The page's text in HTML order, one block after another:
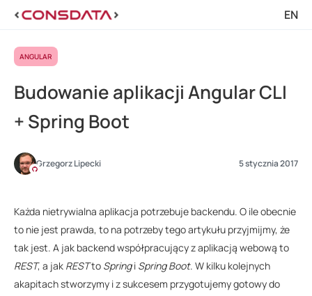
EN
ANGULAR
Budowanie aplikacji Angular CLI
+ Spring Boot
Grzegorz Lipecki 5 stycznia 2017
Każda nietrywialna aplikacja potrzebuje backendu. O ile obecnie
to nie jest prawda, to na potrzeby tego artykułu przyjmijmy, że
tak jest. A jak backend współpracujący z aplikacją webową to
REST, a jak RESTto Springi Spring Boot. W kilku kolejnych
akapitach stworzymy i z sukcesem przygotujemy gotowy do